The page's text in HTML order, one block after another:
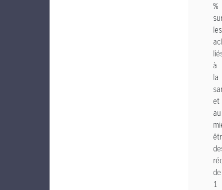
%
les
à
la
et
au
de
1